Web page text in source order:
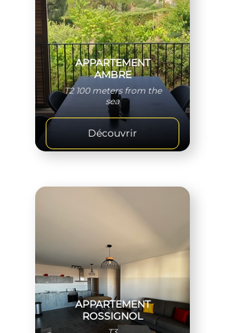
APPARTEMENT
AMBRE
T2 100 meters from the
sea
Découvrir
APPARTEMENT
ROSSIGNOL